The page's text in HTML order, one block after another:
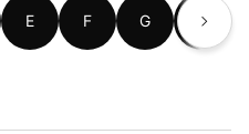
E F G H